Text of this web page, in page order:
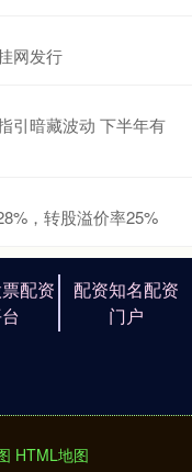
网发行
引暗藏波动 下半年有
，转股溢价率25%
配资
配资知名配资
门户
HTML地图